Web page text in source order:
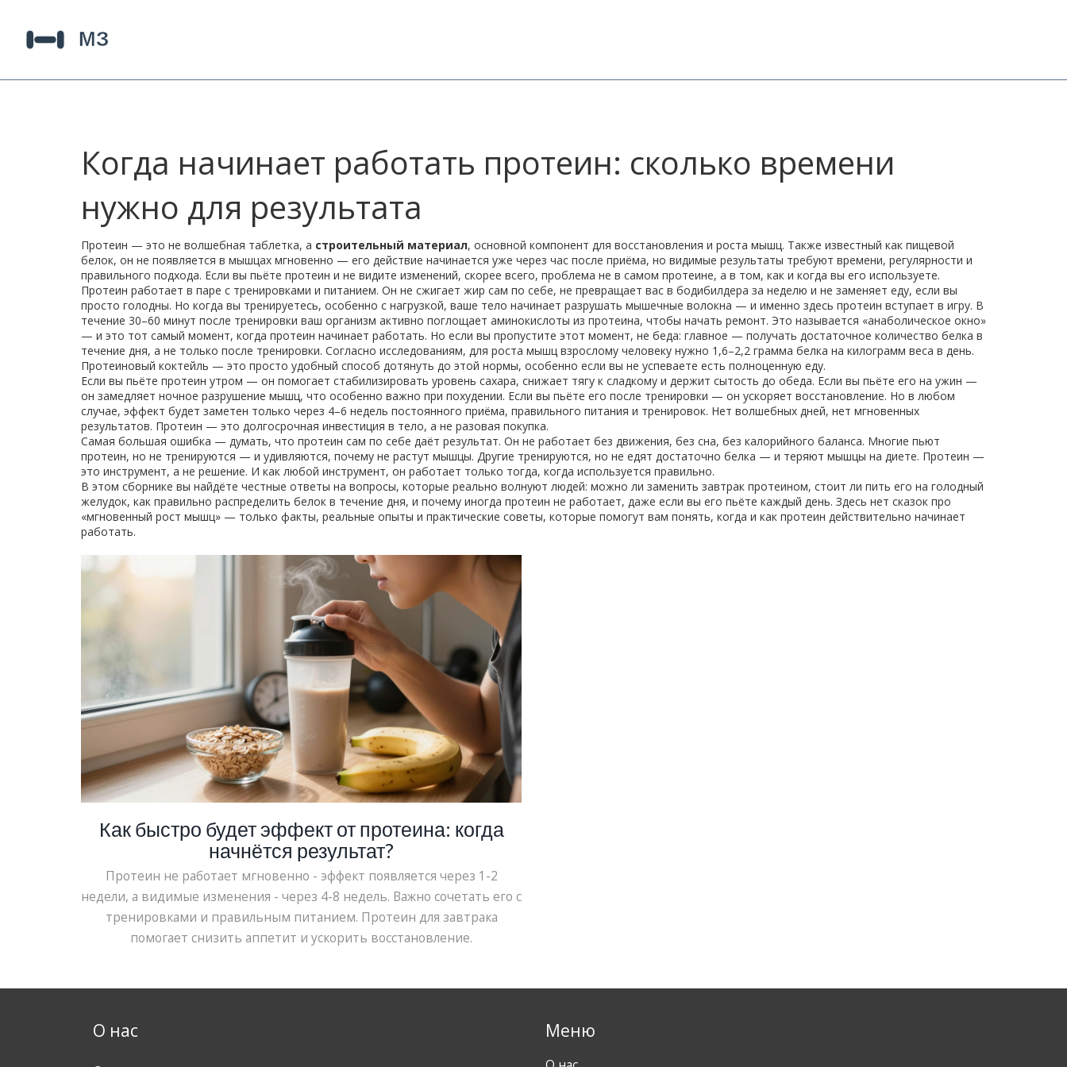
Когда начинает работать протеин: сколько времени
нужно для результата
Протеин — это не волшебная таблетка, а строительный материал, основной компонент для восстановления и роста мышц. Также известный как пищевой
белок, он не появляется в мышцах мгновенно — его действие начинается уже через час после приёма, но видимые результаты требуют времени, регулярности и
правильного подхода. Если вы пьёте протеин и не видите изменений, скорее всего, проблема не в самом протеине, а в том, как и когда вы его используете.
Протеин работает в паре с тренировками и питанием. Он не сжигает жир сам по себе, не превращает вас в бодибилдера за неделю и не заменяет еду, если вы
просто голодны. Но когда вы тренируетесь, особенно с нагрузкой, ваше тело начинает разрушать мышечные волокна — и именно здесь протеин вступает в игру. В
течение 30–60 минут после тренировки ваш организм активно поглощает аминокислоты из протеина, чтобы начать ремонт. Это называется «анаболическое окно»
— и это тот самый момент, когда протеин начинает работать. Но если вы пропустите этот момент, не беда: главное — получать достаточное количество белка в
течение дня, а не только после тренировки. Согласно исследованиям, для роста мышц взрослому человеку нужно 1,6–2,2 грамма белка на килограмм веса в день.
Протеиновый коктейль — это просто удобный способ дотянуть до этой нормы, особенно если вы не успеваете есть полноценную еду.
Если вы пьёте протеин утром — он помогает стабилизировать уровень сахара, снижает тягу к сладкому и держит сытость до обеда. Если вы пьёте его на ужин —
он замедляет ночное разрушение мышц, что особенно важно при похудении. Если вы пьёте его после тренировки — он ускоряет восстановление. Но в любом
случае, эффект будет заметен только через 4–6 недель постоянного приёма, правильного питания и тренировок. Нет волшебных дней, нет мгновенных
результатов. Протеин — это долгосрочная инвестиция в тело, а не разовая покупка.
Самая большая ошибка — думать, что протеин сам по себе даёт результат. Он не работает без движения, без сна, без калорийного баланса. Многие пьют
протеин, но не тренируются — и удивляются, почему не растут мышцы. Другие тренируются, но не едят достаточно белка — и теряют мышцы на диете. Протеин —
это инструмент, а не решение. И как любой инструмент, он работает только тогда, когда используется правильно.
В этом сборнике вы найдёте честные ответы на вопросы, которые реально волнуют людей: можно ли заменить завтрак протеином, стоит ли пить его на голодный
желудок, как правильно распределить белок в течение дня, и почему иногда протеин не работает, даже если вы его пьёте каждый день. Здесь нет сказок про
«мгновенный рост мышц» — только факты, реальные опыты и практические советы, которые помогут вам понять, когда и как протеин действительно начинает
работать.
Как быстро будет эффект от протеина: когда
начнётся результат?
Протеин не работает мгновенно - эффект появляется через 1-2
недели, а видимые изменения - через 4-8 недель. Важно сочетать его с
тренировками и правильным питанием. Протеин для завтрака
помогает снизить аппетит и ускорить восстановление.
О нас Меню